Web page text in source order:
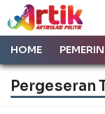
HOME
Pergeseran